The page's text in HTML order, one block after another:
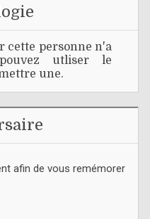
cette personne n'a
utliser le
une.
afin de vous remémorer